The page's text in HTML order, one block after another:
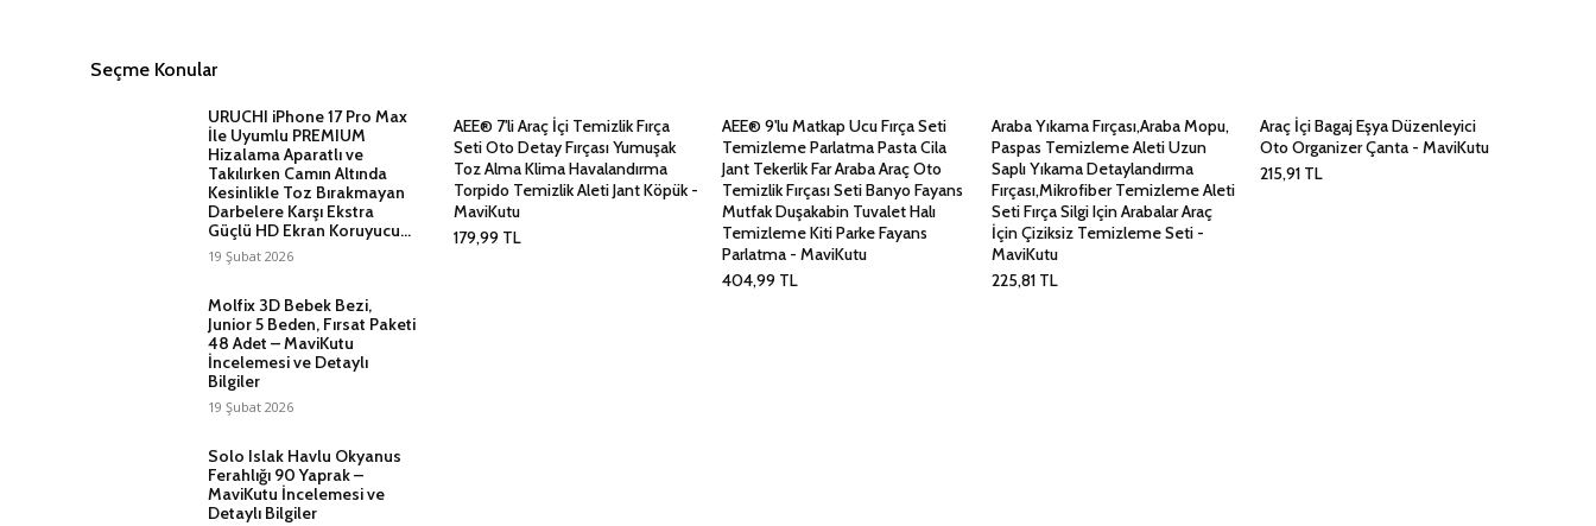
Seçme Konular
URUCHI iPhone 17 Pro Max
İle Uyumlu PREMIUM
Hizalama Aparatlı ve
Takılırken Camın Altında
Kesinlikle Toz Bırakmayan
Darbelere Karşı Ekstra
Güçlü HD Ekran Koruyucu...
19 Şubat 2026
Molfix 3D Bebek Bezi,
Junior 5 Beden, Fırsat Paketi
48 Adet – MaviKutu
İncelemesi ve Detaylı
Bilgiler
19 Şubat 2026
Solo Islak Havlu Okyanus
Ferahlığı 90 Yaprak –
MaviKutu İncelemesi ve
Detaylı Bilgiler
AEE® 7'li Araç İçi Temizlik Fırça
Seti Oto Detay Fırçası Yumuşak
Toz Alma Klima Havalandırma
Torpido Temizlik Aleti Jant Köpük -
MaviKutu
179,99 TL
AEE® 9'lu Matkap Ucu Fırça Seti
Temizleme Parlatma Pasta Cila
Jant Tekerlik Far Araba Araç Oto
Temizlik Fırçası Seti Banyo Fayans
Mutfak Duşakabin Tuvalet Halı
Temizleme Kiti Parke Fayans
Parlatma - MaviKutu
404,99 TL
Araba Yıkama Fırçası,Araba Mopu,
Paspas Temizleme Aleti Uzun
Saplı Yıkama Detaylandırma
Fırçası,Mikrofiber Temizleme Aleti
Seti Fırça Silgi Için Arabalar Araç
İçin Çiziksiz Temizleme Seti -
MaviKutu
225,81 TL
Araç İçi Bagaj Eşya Düzenleyici
Oto Organizer Çanta - MaviKutu
215,91 TL